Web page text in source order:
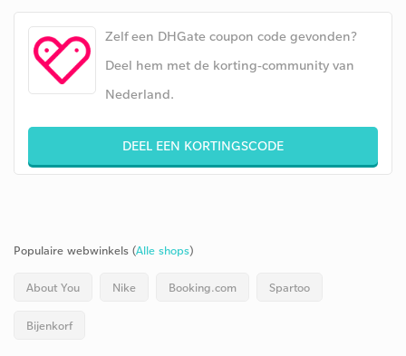
Zelf een DHGate coupon code gevonden?
Deel hem met de korting-community van
Nederland.
DEEL EEN KORTINGSCODE
Populaire webwinkels (Alle shops)
About You Nike Booking.com Spartoo
Bijenkorf